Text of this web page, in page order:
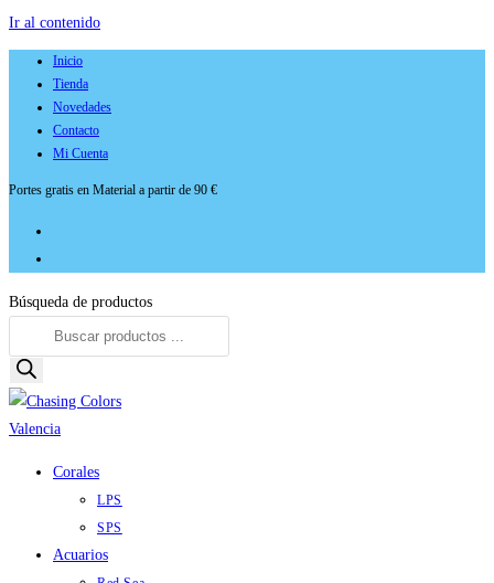
Ir al contenido
Inicio
Tienda
Novedades
Contacto
Mi Cuenta
Portes gratis en Material a partir de 90 €
Búsqueda de productos
Corales
LPS
SPS
Acuarios